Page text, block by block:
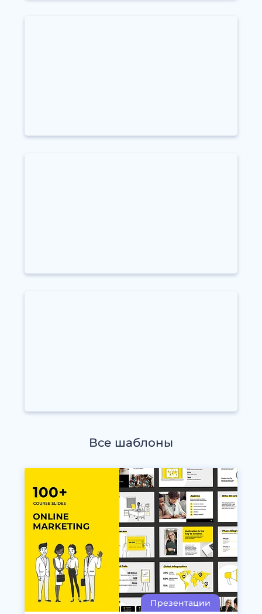
Все шаблоны